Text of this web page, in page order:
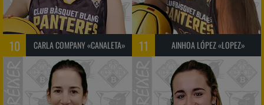
10 CARLA COMPANY «CANALETA» 11 AINHOA LÓPEZ «LOPEZ»